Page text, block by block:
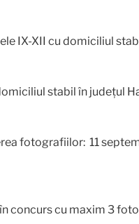
IX-XII cu domiciliul
stabil în județul
fotografiilor: 11
concurs cu maxim 3